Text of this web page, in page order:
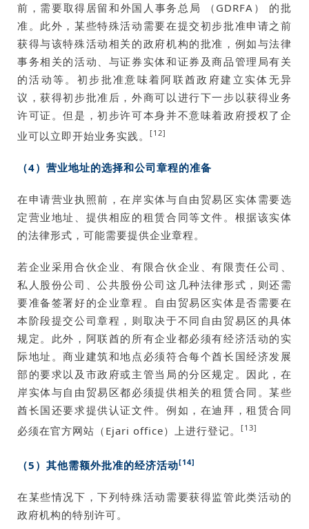
前，需要取得居留和外国人事务总局 （GDRFA） 的批
准。此外，某些特殊活动需要在提交初步批准申请之前
获得与该特殊活动相关的政府机构的批准，例如与法律
事务相关的活动、与证券实体和证券及商品管理局有关
的活动等。初步批准意味着阿联酋政府建立实体无异
议，获得初步批准后，外商可以进行下一步以获得业务
许可证。但是，初步许可本身并不意味着政府授权了企
业可以立即开始业务实践。
[12]
（4）营业地址的选择和公司章程的准备
在申请营业执照前，在岸实体与自由贸易区实体需要选
定营业地址、提供相应的租赁合同等文件。根据该实体
的法律形式，可能需要提供企业章程。
若企业采用合伙企业、有限合伙企业、有限责任公司、
私人股份公司、公共股份公司这几种法律形式，则还需
要准备签署好的企业章程。自由贸易区实体是否需要在
本阶段提交公司章程，则取决于不同自由贸易区的具体
规定。此外，阿联酋的所有企业都必须有经济活动的实
际地址。商业建筑和地点必须符合每个酋长国经济发展
部的要求以及市政府或主管当局的分区规定。因此，在
岸实体与自由贸易区都必须提供相关的租赁合同。某些
酋长国还要求提供认证文件。例如，在迪拜，租赁合同
必须在官方网站（Ejari office）上进行登记。
[13]
（5）其他需额外批准的经济活动[14]
在某些情况下，下列特殊活动需要获得监管此类活动的
政府机构的特别许可。